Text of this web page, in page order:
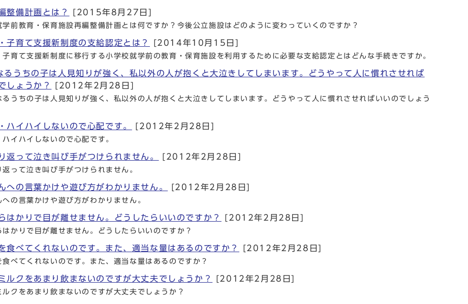
整備計画とは？ [2015年8月27日]
学前教育・保育施設再編整備計画とは何ですか？今後公立施設はどのように変わっていくのですか？
子育て支援新制度の支給認定とは？ [2014年10月15日]
子育て支援新制度に移行する小学校就学前の教育・保育施設を利用するために必要な支給認定とはどんな手続きですか。
るうちの子は人見知りが強く、私以外の人が抱くと大泣きしてしまいます。どうやって人に慣れさせれば
しょうか？
[2012年2月28日]
るうちの子は人見知りが強く、私以外の人が抱くと大泣きしてしまいます。どうやって人に慣れさせればいいのでしょう
ハイハイしないので心配です。 [2012年2月28日]
ハイハイしないので心配です。
返って泣き叫び手がつけられません。 [2012年2月28日]
返って泣き叫び手がつけられません。
への言葉かけや遊び方がわかりません。 [2012年2月28日]
への言葉かけや遊び方がわかりません。
はかりで目が離せません。どうしたらいいのですか？ [2012年2月28日]
はかりで目が離せません。どうしたらいいのですか？
食べてくれないのです。また、適当な量はあるのですか？ [2012年2月28日]
食べてくれないのです。また、適当な量はあるのですか？
ルクをあまり飲まないのですが大丈夫でしょうか？ [2012年2月28日]
ルクをあまり飲まないのですが大丈夫でしょうか？